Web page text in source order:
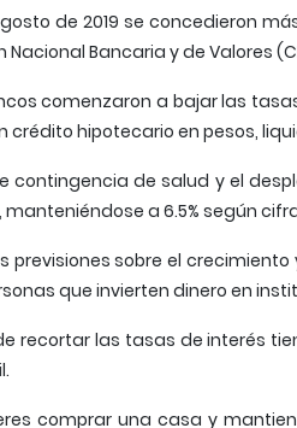
de 2019 se concedieron
Bancaria y de Valores
comenzaron a bajar las
crédito hipotecario en pesos,
contingencia de salud y el
a 6.5% según
previsiones sobre el
que invierten dinero en
recortar las tasas de interés
comprar una casa y